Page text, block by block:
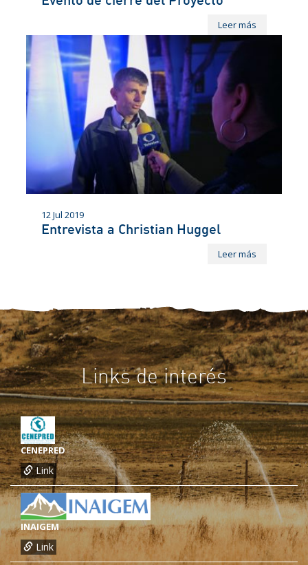
Leer más
12 Jul 2019
Entrevista a Christian Huggel
Leer más
Links de interés
CENEPRED
Link
INAIGEM
Link